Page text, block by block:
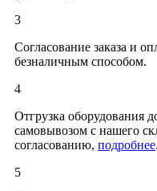
3
Согласование заказа и
безналичным способом.
4
Отгрузка оборудования
самовывозом с нашего
согласованию, подробнее.
5